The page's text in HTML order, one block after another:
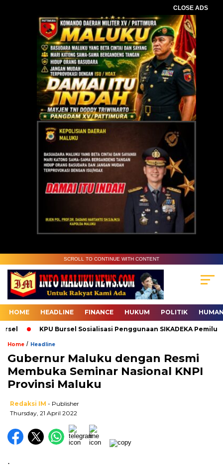
CLOSE ADS
SCROLL TO CONTINUE WITH CONTENT
HOME HEADLINE FINANCE HUKUM POLITIK
KPU Bursel Sosialisasi Penggunaan SIKADEKA Pemilu
Home / Headline
Gubernur Maluku dengan Resmi
Membuka Seminar Nasional KNPI
Provinsi Maluku
Redaksi IM - Publisher
Thursday, 21 April 2022
.